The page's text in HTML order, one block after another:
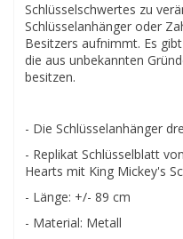
Schlüsselschwertes zu
Schlüsselanhänger oder
Besitzers aufnimmt. Es
die aus unbekannten
besitzen.
- Die Schlüsselanhänger
- Replikat Schlüsselblatt
Hearts mit King Mickey's
- Länge: +/- 89 cm
- Material: Metall